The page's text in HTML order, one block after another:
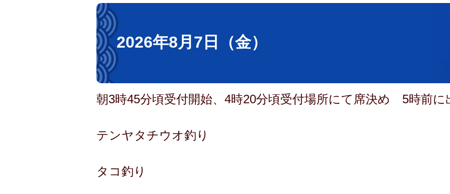
2026年8月7日（金）
朝3時45分頃受付開始、4時20分頃受付場所にて席決め 5時前
テンヤタチウオ釣り
タコ釣り